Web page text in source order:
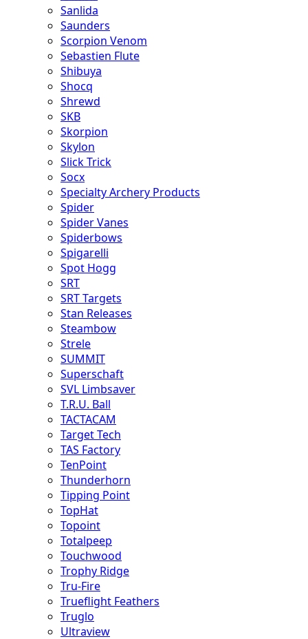
Sanlida
Saunders
Scorpion Venom
Sebastien Flute
Shibuya
Shocq
Shrewd
SKB
Skorpion
Skylon
Slick Trick
Socx
Specialty Archery Products
Spider
Spider Vanes
Spiderbows
Spigarelli
Spot Hogg
SRT
SRT Targets
Stan Releases
Steambow
Strele
SUMMIT
Superschaft
SVL Limbsaver
T.R.U. Ball
TACTACAM
Target Tech
TAS Factory
TenPoint
Thunderhorn
Tipping Point
TopHat
Topoint
Totalpeep
Touchwood
Trophy Ridge
Tru-Fire
Trueflight Feathers
Truglo
Ultraview